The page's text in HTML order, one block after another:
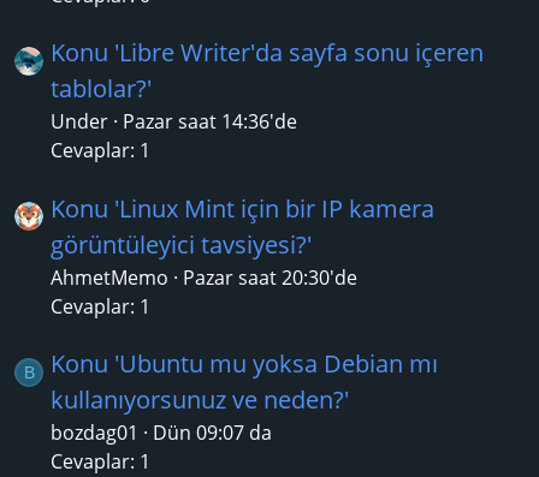
Konu 'Libre Writer'da sayfa sonu içeren
tablolar?'
Under Pazar saat 14:36'de
Cevaplar: 1
Konu 'Linux Mint için bir IP kamera
görüntüleyici tavsiyesi?'
AhmetMemo
Pazar saat 20:30'de
Cevaplar: 1
B
Konu 'Ubuntu mu yoksa Debian mı
kullanıyorsunuz ve neden?'
bozdag01
Dün 09:07 da
Cevaplar: 1